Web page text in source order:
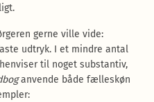
gerne ville vide:
udtryk. I et mindre antal
til noget substantiv,
anvende både fælleskøn